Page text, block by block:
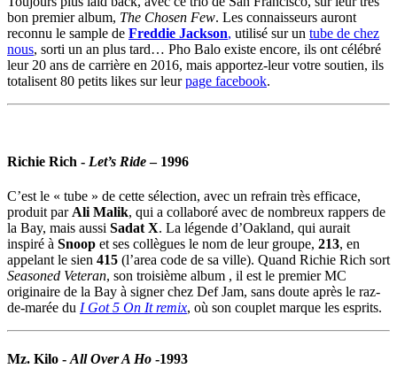
bon premier album, The Chosen Few. Les connaisseurs auront
reconnu le sample de Freddie Jackson, utilisé sur un tube de chez
nous, sorti un an plus tard… Pho Balo existe encore, ils ont célébré
leur 20 ans de carrière en 2016, mais apportez-leur votre soutien, ils
totalisent 80 petits likes sur leurpage facebook.
Richie Rich - Let’s Ride– 1996
C’est le « tube » de cette sélection, avec un refrain très efficace,
produit par Ali Malik, qui a collaboré avec de nombreux rappers de
la Bay, mais aussi Sadat X. La légende d’Oakland, qui aurait
inspiré à Snoop et ses collègues le nom de leur groupe, 213, en
appelant le sien 415 (l’area code de sa ville). Quand Richie Rich sort
Seasoned Veteran, son troisième album , il est le premier MC
originaire de la Bay à signer chez Def Jam, sans doute après le raz-
de-marée du I Got 5 On It remix, où son couplet marque les esprits.
Mz. Kilo - All Over A Ho -1993